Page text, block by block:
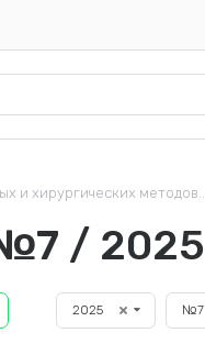
и хирургических методов...
/ 2025
2025 №7